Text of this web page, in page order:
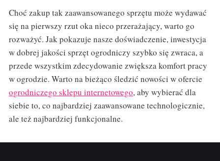
Choć zakup tak zaawansowanego sprzętu może wydawać
się na pierwszy rzut oka nieco przerażający, warto go
rozważyć. Jak pokazuje nasze doświadczenie, inwestycja
w dobrej jakości sprzęt ogrodniczy szybko się zwraca, a
przede wszystkim zdecydowanie zwiększa komfort pracy
w ogrodzie. Warto na bieżąco śledzić nowości w ofercie
ogrodniczego sklepu internetowego, aby wybierać dla
siebie to, co najbardziej zaawansowane technologicznie,
ale też najbardziej funkcjonalne.